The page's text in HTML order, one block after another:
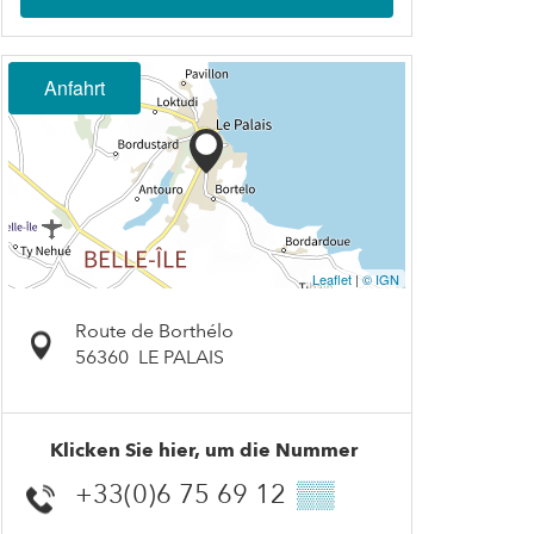
Anfahrt
Leaflet | © IGN
Route de Borthélo
56360 LE PALAIS
Klicken Sie hier, um die Nummer
+33(0)6 75 69 12 ▒▒